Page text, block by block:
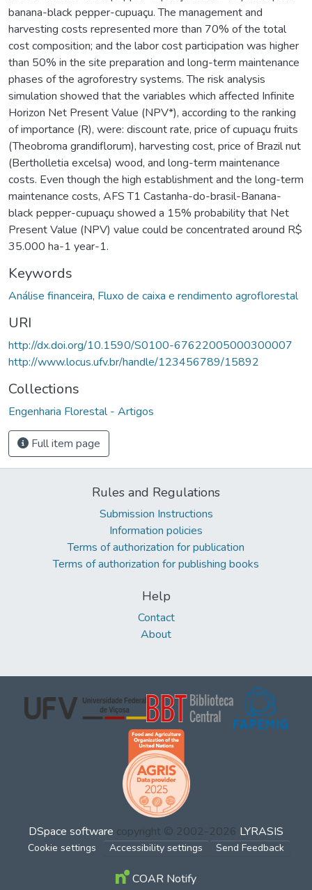
banana-black pepper-cupuaçu. The management and
harvesting costs represented more than 70% of the total
cost composition; and the labor cost participation was higher
than 50% in the site preparation and long-term maintenance
phases of the agroforestry systems. The risk analysis
simulation showed that the variables which affected Infinite
Horizon Net Present Value (NPV*), according to the ranking
of importance (R), were: discount rate, price of cupuaçu fruits
(Theobroma grandiflorum), harvesting cost, price of Brazil nut
(Bertholletia excelsa) wood, and long-term maintenance
costs. Even though the high establishment and the long-term
maintenance costs, AFS T1 Castanha-do-brasil-Banana-
black pepper-cupuaçu showed a 15% probability that Net
Present Value (NPV) value could be concentrated around R$
35.000 ha-1 year-1.
Keywords
Análise financeira, Fluxo de caixa e rendimento agroflorestal
URI
http://dx.doi.org/10.1590/S0100-67622005000300007
http://www.locus.ufv.br/handle/123456789/15892
Collections
Engenharia Florestal - Artigos
Full item page
Rules and Regulations
Submission Instructions
Information policies
Terms of authorization for publication
Terms of authorization for publishing books
Help
Contact
About
DSpace software copyright © 2002-2026 LYRASIS
Cookie settings Accessibility settings Send Feedback
COAR Notify